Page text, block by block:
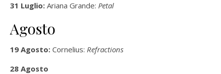
31 Luglio: Ariana Grande: Petal
Agosto
19 Agosto: Cornelius: Refractions
28 Agosto